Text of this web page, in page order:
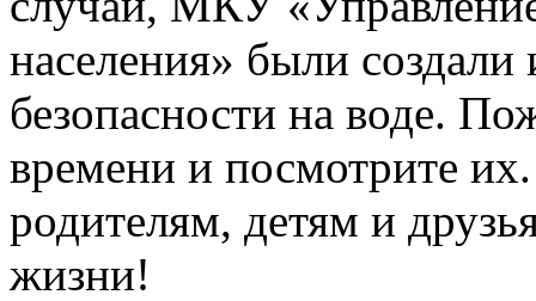
населения» были
безопасности на воде.
времени и посмотрите
родителям, детям и
жизни!